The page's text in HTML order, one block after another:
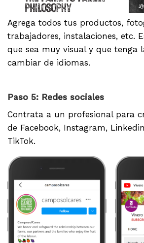
Agrega todos tus productos,
trabajadores, instalaciones, etc.
que sea muy visual y que tenga
cambiar de idiomas.
Paso 5: Redes sociales
Contrata a un profesional para
de Facebook, Instagram,
TikTok.